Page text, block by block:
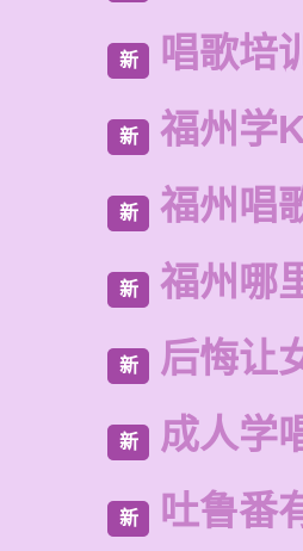
新 唱歌培
新 福州学
新 福州唱
新 福州哪
新 后悔让
新 成人学
新 吐鲁番